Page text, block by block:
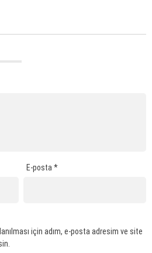
E-posta*
için adım, e-posta adresim ve site